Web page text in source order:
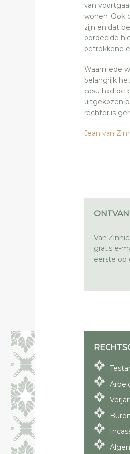
van
wonen. Ook
zijn en dat
oordeelde
betrokkene
Waarmede
belangrijk
casu had de
uitgekozen
rechter is
Jean van
Van
gratis e-
eerste op